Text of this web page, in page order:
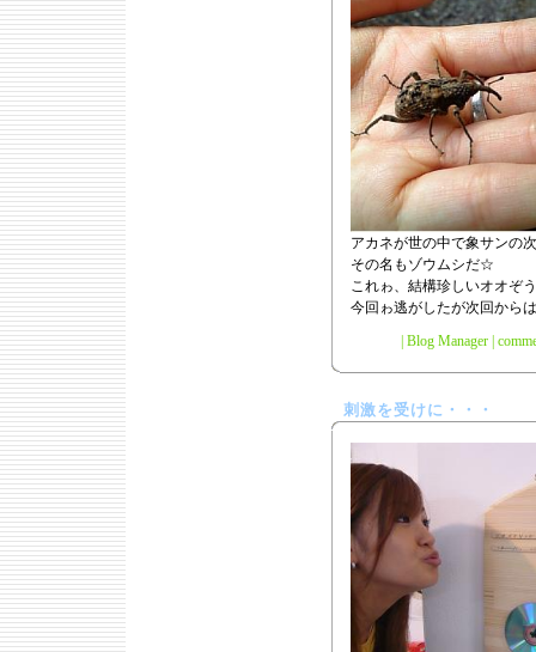
アカネが世の中で象サンの
その名もゾウムシだ☆
これゎ、結構珍しいオオぞ
今回ゎ逃がしたが次回から
Blog Manager|
刺激を受けに・・・